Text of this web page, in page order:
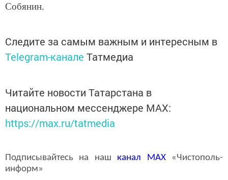
Собянин.
Следите за самым важным и интересным в
Telegram-канале Татмедиа
Читайте новости Татарстана в
национальном мессенджере MАХ:
https://max.ru/tatmedia
Подписывайтесь на наш канал MAX«Чистополь-
информ»